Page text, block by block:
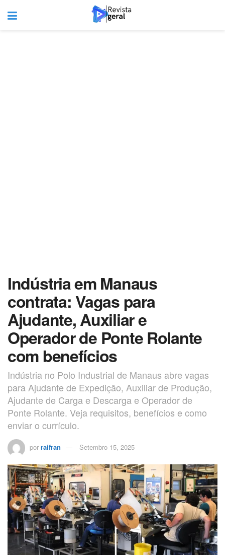
Indústria em Manaus
contrata: Vagas para
Ajudante, Auxiliar e
Operador de Ponte Rolante
com benefícios
Indústria no Polo Industrial de Manaus abre vagas
para Ajudante de Expedição, Auxiliar de Produção,
Ajudante de Carga e Descarga e Operador de
Ponte Rolante. Veja requisitos, benefícios e como
enviar o currículo.
por raifran Setembro 15, 2025